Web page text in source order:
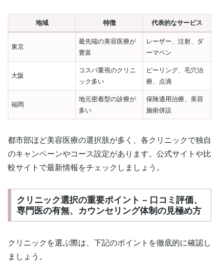
地域 特徴 代表的なサービス
東京
最先端の美容医療が
豊富
レーザー、注射、ダ
ーマペン
大阪
コスパ重視のクリニ
ック多い
ピーリング、毛穴治
療、点滴
福岡
地元密着型の診療が
多い
保険適用治療、美容
施術併設
都市部ほど美容医療の選択肢が多く、各クリニックで独自
のキャンペーンやコース設定があります。公式サイトや比
較サイトで最新情報をチェックしましょう。
クリニック選択の重要ポイント – 口コミ評価、
専門医の有無、カウンセリング体制の見極め方
クリニックを選ぶ際は、下記のポイントを徹底的に確認し
ましょう。